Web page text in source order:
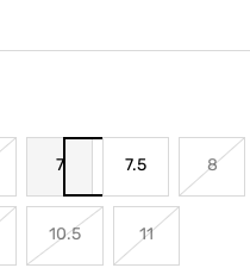
7 7.5 8
10.5 11